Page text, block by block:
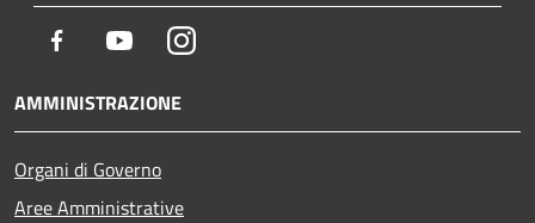
Facebook YoutubeInstagram
AMMINISTRAZIONE
Organi di Governo
Aree Amministrative